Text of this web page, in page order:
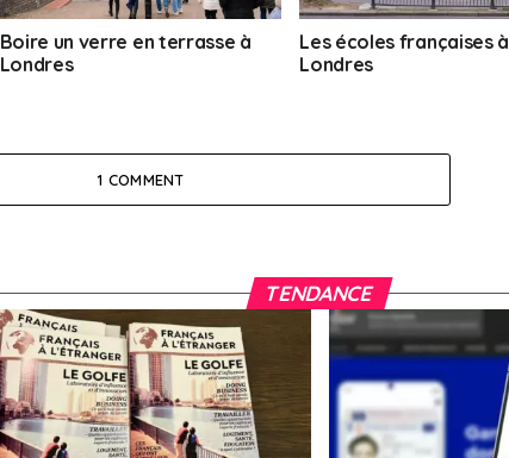
Boire un verre en terrasse à
Londres
Les écoles françaises à
Londres
1 COMMENT
TENDANCE